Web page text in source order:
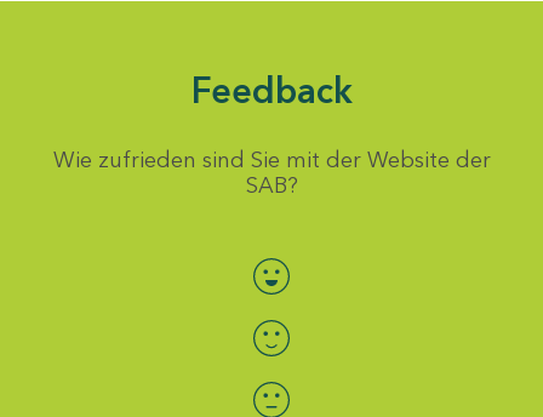
Feedback
Wie zufrieden sind Sie mit der Website der
SAB?
Bewertung auswählen